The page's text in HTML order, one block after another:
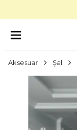
Aksesuar Şal